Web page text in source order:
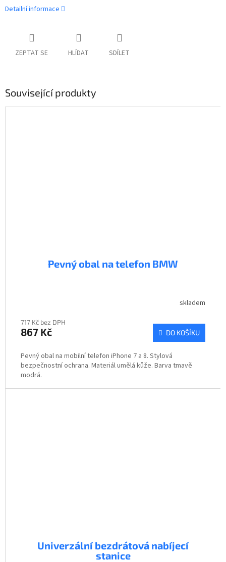
Detailní informace
ZEPTAT SE HLÍDAT SDÍLET
Související produkty
Pevný obal na telefon BMW
skladem
717 Kč bez DPH
867 Kč DO KOŠÍKU
Pevný obal na mobilní telefon iPhone 7 a 8. Stylová
bezpečnostní ochrana. Materiál umělá kůže. Barva tmavě
modrá.
Univerzální bezdrátová nabíjecí
stanice